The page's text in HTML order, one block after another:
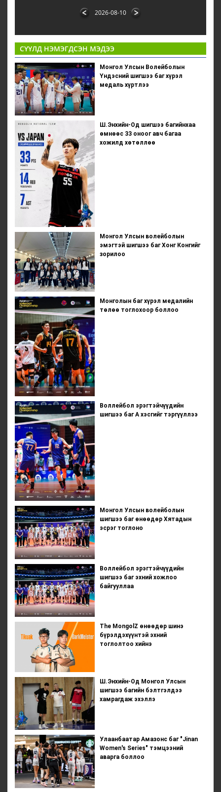
2026-08-10
СҮҮЛД НЭМЭГДСЭН МЭДЭЭ
Монгол Улсын Волейболын
Үндэсний шигшээ баг хүрэл
медаль хүртлээ
Ш.Энхийн-Од шигшээ багийнхаа
өмнөөс 33 оноог авч багаа
хожилд хөтөллөө
Монгол Улсын волейболын
эмэгтэй шигшээ баг Хонг Конгийг
зорилоо
Монголын баг хүрэл медалийн
төлөө тоглохоор боллоо
Воллейбол эрэгтэйчүүдийн
шигшээ баг А хэсгийг тэргүүллээ
Монгол Улсын волейболын
шигшээ баг өнөөдөр Хятадын
эсрэг тоглоно
Воллейбол эрэгтэйчүүдийн
шигшээ баг эхний хожлоо
байгууллаа
The MongolZ өнөөдөр шинэ
бүрэлдэхүүнтэй эхний
тоглолтоо хийнэ
Ш.Энхийн-Од Монгол Улсын
шигшээ багийн бэлтгэлдээ
хамрагдаж эхэллэ
Улаанбаатар Амазонс баг "Jinan
Women's Series" тэмцээний
аварга боллоо